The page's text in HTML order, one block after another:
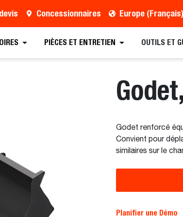
Concessionnaires Europe (Français)
PIÈCES ET ENTRETIEN OUTILS ET
Godet renforcé
Convient pour
similaires sur le
Planifier une Démo
un concessionnaire Demander une